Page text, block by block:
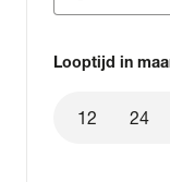
Looptijd in
12 24